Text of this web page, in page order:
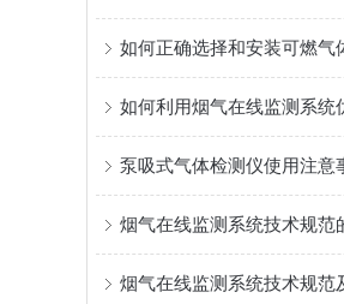
烟气在线监测系统技术规范